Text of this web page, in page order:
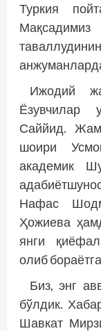
Туркия
Ижодий
Ёзувчилар
Саййид.
шоири
академик
Нафас
Ҳожиева
янги
олиб
Биз, энг
бўлдик.
Шавкат